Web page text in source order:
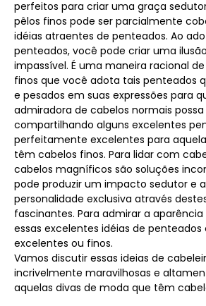
perfeitos para criar uma graça
pêlos finos pode ser parcialmente
idéias atraentes de penteados. Ao
penteados, você pode criar uma
impassível. É uma maneira racional
finos que você adota tais penteados
e pesados ​​em suas expressões para
admiradora de cabelos normais
compartilhando alguns excelentes
perfeitamente excelentes para
têm cabelos finos. Para lidar com
cabelos magníficos são soluções
pode produzir um impacto sedutor e
personalidade exclusiva através
fascinantes. Para admirar a
essas excelentes idéias de penteados
excelentes ou finos.
Vamos discutir essas ideias de
incrivelmente maravilhosas e
aquelas divas de moda que têm